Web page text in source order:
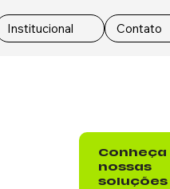
Institucional Contato
Conheça
nossas
soluções